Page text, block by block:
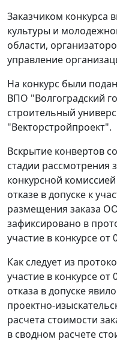
Заказчиком конкурса
культуры и
области,
управление
На конкурс были
ВПО "Волгоградский
строительный
"Векторстройпроект".
Вскрытие конвертов
стадии рассмотрения
конкурсной
отказе в допуске к
размещения заказа
зафиксировано в
участие в конкурсе от
Как следует из
участие в конкурсе
отказа в допуске
проектно-
расчета стоимости
в сводном расчете